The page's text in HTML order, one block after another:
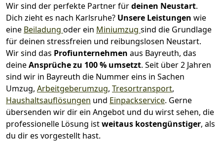
Wir sind der perfekte Partner fürdeinen Neustart.
Dich zieht es nach Karlsruhe? Unsere Leistungen wie
eine Beiladung oder ein Miniumzug sind die Grundlage
für deinen stressfreien und reibungslosen Neustart.
Wir sind das Profiunternehmen aus Bayreuth, das
deineAnsprüche zu 100 % umsetzt. Seit über 2 Jahren
sind wir in Bayreuth die Nummer eins in Sachen
Umzug, Arbeitgeberumzug, Tresortransport,
Haushaltsauflösungen und Einpackservice. Gerne
übersenden wir dir ein Angebot und du wirst sehen, die
professionelle Lösung istweitaus kostengünstiger, als
du dir es vorgestellt hast.